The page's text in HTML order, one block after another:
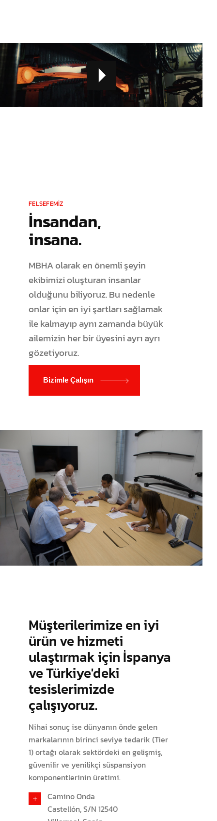
FELSEFEMİZ
İnsandan,
insana.
MBHA olarak en önemli şeyin
ekibimizi oluşturan insanlar
olduğunu biliyoruz. Bu nedenle
onlar için en iyi şartları sağlamak
ile kalmayıp aynı zamanda büyük
ailemizin her bir üyesini ayrı ayrı
gözetiyoruz.
Bizimle Çalışın
Müşterilerimize en iyi
ürün ve hizmeti
ulaştırmak için İspanya
ve Türkiye'deki
tesislerimizde
çalışıyoruz.
Nihai sonuç ise dünyanın önde gelen
markalarının birinci seviye tedarik (Tier
1) ortağı olarak sektördeki en gelişmiş,
güvenilir ve yenilikçi süspansiyon
komponentlerinin üretimi.
Camino Onda
Castellón, S/N 12540